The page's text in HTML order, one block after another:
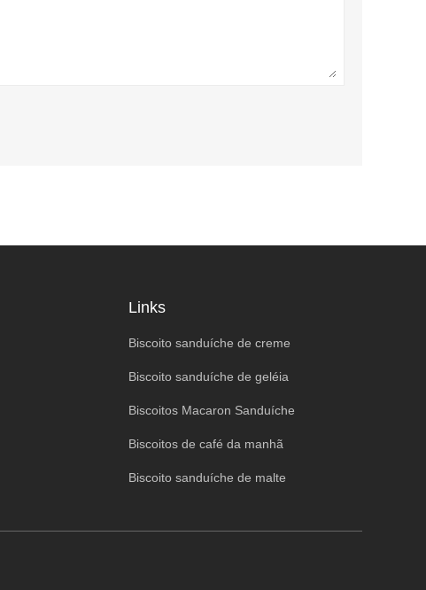
Links
Biscoito sanduíche de creme
Biscoito sanduíche de geléia
Biscoitos Macaron Sanduíche
Biscoitos de café da manhã
Biscoito sanduíche de malte